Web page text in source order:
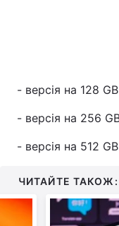
- версія на 128
- версія на 256
- версія на 512
ЧИТАЙТЕ ТАКОЖ: